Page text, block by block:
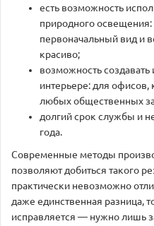
есть возможность
природного освещения:
первоначальный вид и
красиво;
возможность
интерьере: для офисов,
любых общественных
долгий срок службы и
года.
Современные методы
позволяют добиться такого
практически невозможно
даже единственная разница,
исправляется — нужно лишь